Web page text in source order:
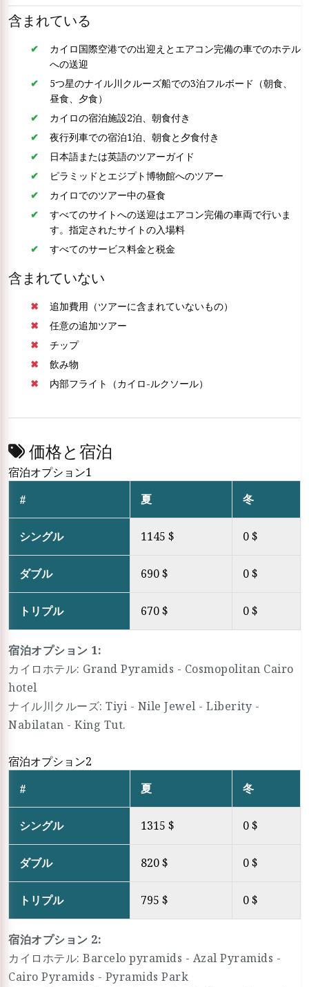
含まれている
カイロ国際空港での出迎えとエアコン完備の車でのホテル
への送迎
5つ星のナイル川クルーズ船での3泊フルボード（朝食、
昼食、夕食）
カイロの宿泊施設2泊、朝食付き
夜行列車での宿泊1泊、朝食と夕食付き
日本語または英語のツアーガイド
ピラミッドとエジプト博物館へのツアー
カイロでのツアー中の昼食
すべてのサイトへの送迎はエアコン完備の車両で行いま
す。指定されたサイトの入場料
すべてのサービス料金と税金
含まれていない
追加費用（ツアーに含まれていないもの）
任意の追加ツアー
チップ
飲み物
内部フライト（カイロ-ルクソール）
価格と宿泊
宿泊オプション1
#
夏 冬
シングル 1145 $ 0 $
ダブル 690 $ 0 $
トリプル 670 $ 0 $
宿泊オプション 1:
カイロホテル: Grand Pyramids - Cosmopolitan Cairo
hotel
ナイル川クルーズ: Tiyi - Nile Jewel - Liberity -
Nabilatan - King Tut.
宿泊オプション2
#
夏 冬
シングル 1315 $ 0 $
ダブル 820 $ 0 $
トリプル 795 $ 0 $
宿泊オプション 2:
カイロホテル: Barcelo pyramids - Azal Pyramids -
Cairo Pyramids - Pyramids Park